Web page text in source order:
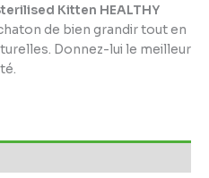
Kitten HEALTHY
de bien grandir tout en
Donnez-lui le meilleur